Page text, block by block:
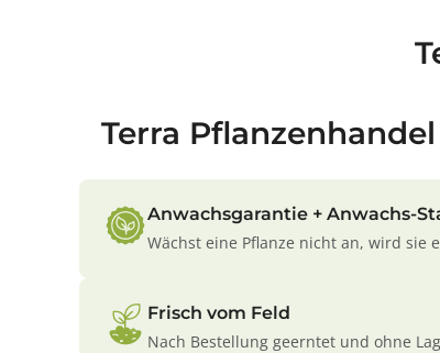
Terra Pflanzenhandel
Anwachsgarantie + Anwachs-
Wächst eine Pflanze nicht an, wird sie
Frisch vom Feld
Nach Bestellung geerntet und ohne